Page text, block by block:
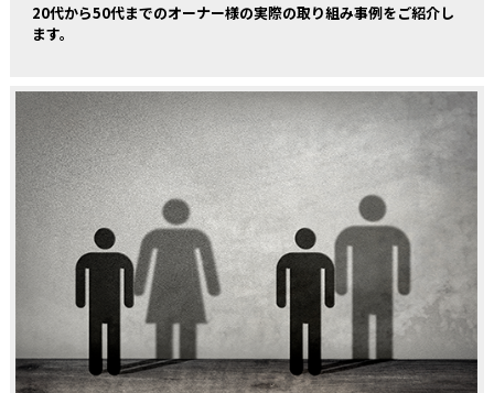
20代から50代までのオーナー様の実際の取り組み事例をご紹介し
ます。